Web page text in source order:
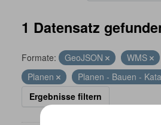
1 Datensatz
Formate: GeoJSON WMS
Planen
Planen - Bauen -
Ergebnisse filtern